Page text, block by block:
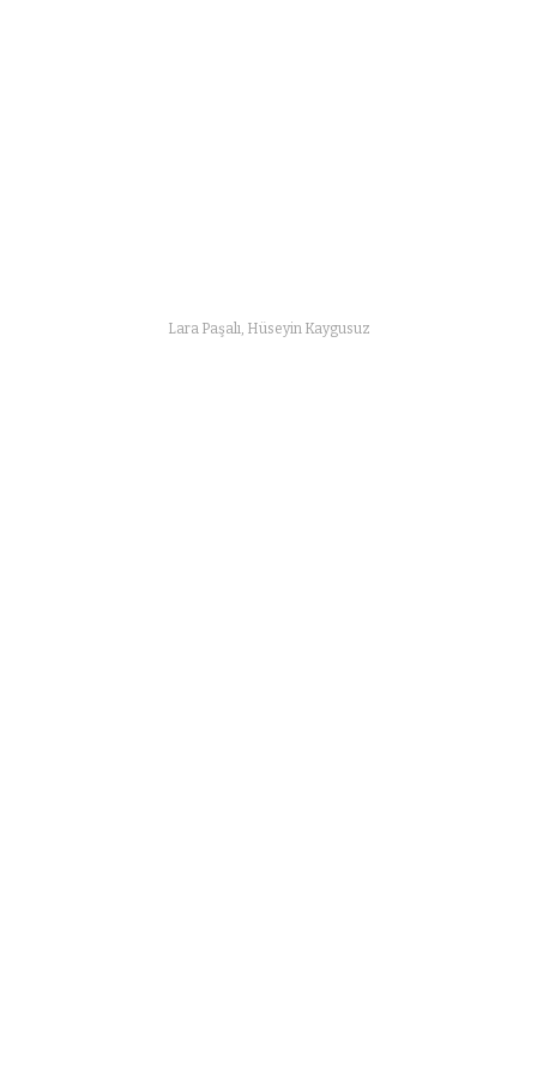
Lara Paşalı, Hüseyin Kaygusuz